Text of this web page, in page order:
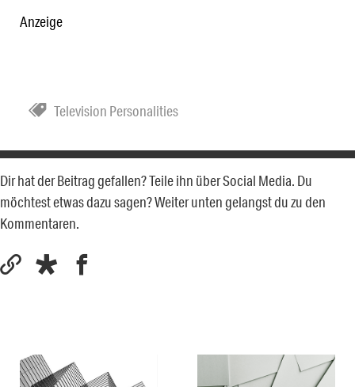
Anzeige
Television Personalities
Dir hat der Beitrag gefallen? Teile ihn über Social Media. Du
möchtest etwas dazu sagen? Weiter unten gelangst du zu den
Kommentaren.